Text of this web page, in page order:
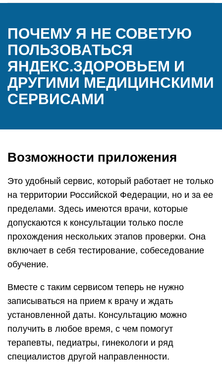
ПОЧЕМУ Я НЕ СОВЕТУЮ
ПОЛЬЗОВАТЬСЯ
ЯНДЕКС.ЗДОРОВЬЕМ И
ДРУГИМИ МЕДИЦИНСКИМИ
СЕРВИСАМИ
Возможности приложения
Это удобный сервис, который работает не только
на территории Российской Федерации, но и за ее
пределами. Здесь имеются врачи, которые
допускаются к консультации только после
прохождения нескольких этапов проверки. Она
включает в себя тестирование, собеседование
обучение.
Вместе с таким сервисом теперь не нужно
записываться на прием к врачу и ждать
установленной даты. Консультацию можно
получить в любое время, с чем помогут
терапевты, педиатры, гинекологи и ряд
специалистов другой направленности.